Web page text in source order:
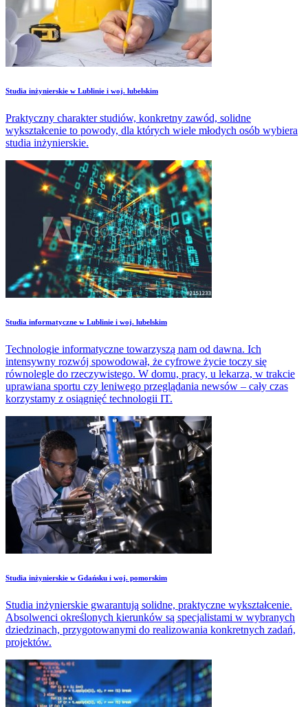
Studia inżynierskie w Lublinie i woj. lubelskim
Praktyczny charakter studiów, konkretny zawód, solidne
wykształcenie to powody, dla których wiele młodych osób wybiera
studia inżynierskie.
Studia informatyczne w Lublinie i woj. lubelskim
Technologie informatyczne towarzyszą nam od dawna. Ich
intensywny rozwój spowodował, że cyfrowe życie toczy się
równolegle do rzeczywistego. W domu, pracy, u lekarza, w trakcie
uprawiana sportu czy leniwego przeglądania newsów – cały czas
korzystamy z osiągnięć technologii IT.
Studia inżynierskie w Gdańsku i woj. pomorskim
Studia inżynierskie gwarantują solidne, praktyczne wykształcenie.
Absolwenci określonych kierunków są specjalistami w wybranych
dziedzinach, przygotowanymi do realizowania konkretnych zadań,
projektów.